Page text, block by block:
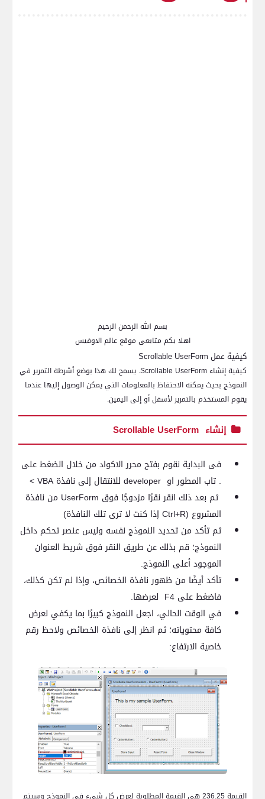
بسم الله الرحمن الرحيم
اهلا بكم متابعى موقع عالم الاوفيس
كيفية عمل Scrollable UserForm
كيفية إنشاءScrollable UserForm. يسمح لك هذا بوضع أشرطة التمرير في
النموذج بحيث يمكنه الاحتفاظ بالمعلومات التي يمكن الوصول إليها عندما
يقوم المستخدم بالتمرير لأسفل أو إلى اليمين.
إنشاء Scrollable UserForm
فى البداية نقوم بفتح محرر الاكواد من خلال الضغط على
. تاب المطور او developer للانتقال إلى نافذةVBA
>
ثم بعد ذلك انقر نقرًا مزدوجًا فوق UserForm من نافذة
المشروع (Ctrl+Rإذا كنت لا ترى تلك النافذة)
ثم تأكد من تحديد النموذج نفسه وليس عنصر تحكم داخل
النموذج؛ قم بذلك عن طريق النقر فوق شريط العنوان
الموجود أعلى النموذج.
تأكد أيضًا من ظهور نافذة الخصائص، وإذا لم تكن كذلك،
فاضغط على F4 لعرضها.
في الوقت الحالي، اجعل النموذج كبيرًا بما يكفي لعرض
كافة محتوياته؛ ثم انظر إلى نافذة الخصائص ولاحظ رقم
خاصية الارتفاع:
القيمة 236.25 هي القيمة المطلوبة لعرض كل شيء في النموذج وسيتم